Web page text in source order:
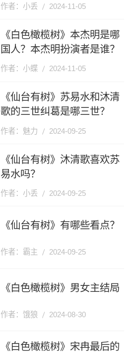
作者：小丢 2024-11-05
《白色橄榄树》本杰明是哪
国人？本杰明扮演者是谁？
作者：小蝶 2024-11-05
《仙台有树》苏易水和沐清
歌的三世纠葛是哪三世？
作者：魅力 2024-09-25
《仙台有树》沐清歌喜欢苏
易水吗？
作者：小丢 2024-09-25
《仙台有树》有哪些看点？
作者：霸主 2024-09-25
《白色橄榄树》男女主结局
作者：饿狼 2024-08-30
《白色橄榄树》宋冉最后的